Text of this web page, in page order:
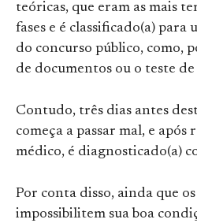
teóricas, que eram as mais
fases e é classificado(a) para
do concurso público, como,
de documentos ou o teste
Contudo, três dias antes
começa a passar mal, e após
médico, é diagnosticado(a)
Por conta disso, ainda que
impossibilitem sua boa